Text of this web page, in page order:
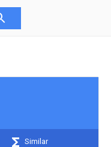
Similar